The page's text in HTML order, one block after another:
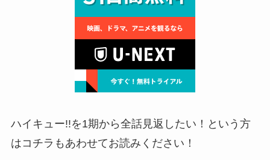
ハイキュー!!を1期から全話見返したい！という方
はコチラもあわせてお読みください！